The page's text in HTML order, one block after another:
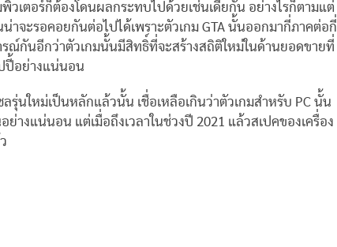
วเตอร์ก็ต้องโดนผลกระทบไปด้วยเช่นเดียกัน อย่างไรก็ตามแต่
าจะรอคอยกันต่อไปได้เพราะตัวเกม GTA นั้นออกมากี่ภาคต่อกี่
ณ์กันอีกว่าตัวเกมนั้นมีสิทธิ์ที่จะสร้างสถิติใหม่ในด้านยอดขายที่
ปี้อย่างแน่นอน
รุ่นใหม่เป็นหลักแล้วนั้น เชื่อเหลือเกินว่าตัวเกมสำหรับ PC นั้น
ย่างแน่นอน แต่เมื่อถึงเวลาในช่วงปี 2021 แล้วสเปคของเครื่อง